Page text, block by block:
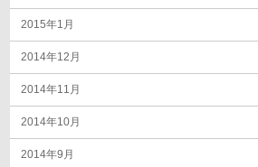
2015年1月
2014年12月
2014年11月
2014年10月
2014年9月